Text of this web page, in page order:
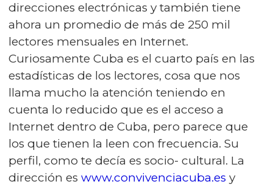
direcciones electrónicas y también tiene
ahora un promedio de más de 250 mil
lectores mensuales en Internet.
Curiosamente Cuba es el cuarto país en las
estadísticas de los lectores, cosa que nos
llama mucho la atención teniendo en
cuenta lo reducido que es el acceso a
Internet dentro de Cuba, pero parece que
los que tienen la leen con frecuencia. Su
perfil, como te decía es socio- cultural. La
dirección es www.convivenciacuba.es y